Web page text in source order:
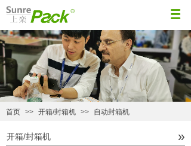
首页 >> 开箱/封箱机 >> 自动封箱机
开箱/封箱机 »